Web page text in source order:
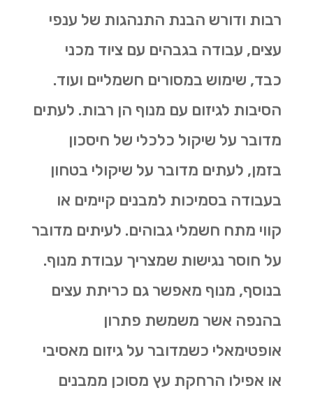
רבות ודורש הבנת התנהגות של ענפי
עצים, עבודה בגבהים עם ציוד מכני
כבד, שימוש במסורים חשמליים ועוד.
הסיבות לגיזום עם מנוף הן רבות. לעתים
מדובר על שיקול כלכלי של חיסכון
בזמן, לעתים מדובר על שיקולי בטחון
בעבודה בסמיכות למבנים קיימים או
קווי מתח חשמלי גבוהים. לעיתים מדובר
על חוסר נגישות שמצריך עבודת מנוף.
בנוסף, מנוף מאפשר גם כריתת עצים
בהנפה אשר משמשת פתרון
אופטימאלי כשמדובר על גיזום מאסיבי
או אפילו הרחקת עץ מסוכן ממבנים